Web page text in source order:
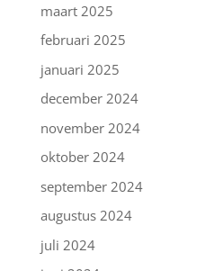
maart 2025
februari 2025
januari 2025
december 2024
november 2024
oktober 2024
september 2024
augustus 2024
juli 2024